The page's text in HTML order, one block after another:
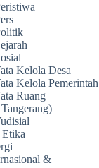
Kelola Desa
Kelola Pemerintah
Ruang
Etika
&